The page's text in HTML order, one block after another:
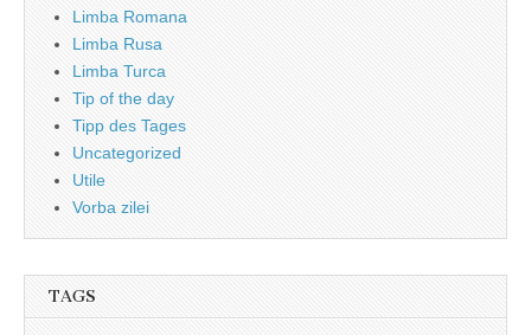
Limba Romana
Limba Rusa
Limba Turca
Tip of the day
Tipp des Tages
Uncategorized
Utile
Vorba zilei
TAGS